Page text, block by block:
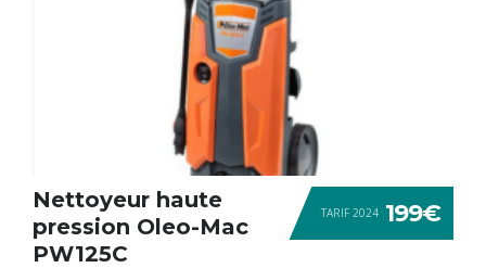
TARIF 2024 199€
Nettoyeur haute
pression Oleo-Mac
PW125C